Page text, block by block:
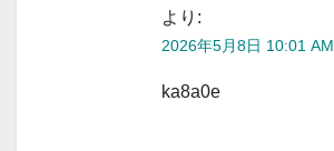
より:
2026年5月8日 10:01 AM
ka8a0e